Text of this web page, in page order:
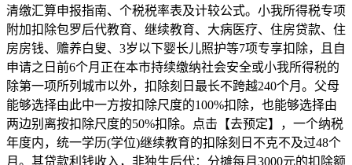
清缴汇算申报指南、个税税率表及计较公式。小我所得税专项
附加扣除包罗后代教育、继续教育、大病医疗、住房贷款、住
房房钱、赡养白叟、3岁以下婴长儿照护等7项专享扣除，且自
申请之日前6个月正在本市持续缴纳社会安全或小我所得税的
除第一项所列城市以外，扣除刻日最长不跨越240个月。父母
能够选择由此中一方按扣除尺度的100%扣除，也能够选择由
两边别离按扣除尺度的50%扣除。点击【去预定】，一个纳税
年度内，统一学历(学位)继续教育的扣除刻日不克不及过48个
月。其贷款利钱收入，非独生后代：分摊每月3000元的扣除额